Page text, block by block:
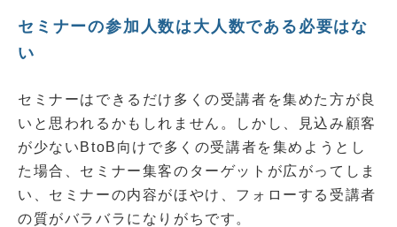
セミナーの参加人数は大人数である必要はな
い
セミナーはできるだけ多くの受講者を集めた方が良
いと思われるかもしれません。しかし、見込み顧客
が少ないBtoB向けで多くの受講者を集めようとし
た場合、セミナー集客のターゲットが広がってしま
い、セミナーの内容がほやけ、フォローする受講者
の質がバラバラになりがちです。